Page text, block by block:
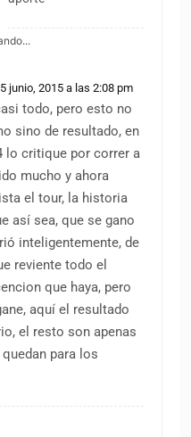
junio, 2015 a las 2:08 pm
todo, pero esto no
sino de resultado, en
lo critique por correr a
mucho y ahora
el tour, la historia
así sea, que se gano
inteligentemente, de
reviente todo el
que haya, pero
aquí el resultado
el resto son apenas
para los